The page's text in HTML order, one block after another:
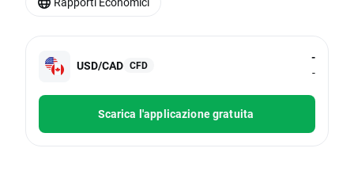
USD/CAD CFD
-
-
Scarica l'applicazione gratuita